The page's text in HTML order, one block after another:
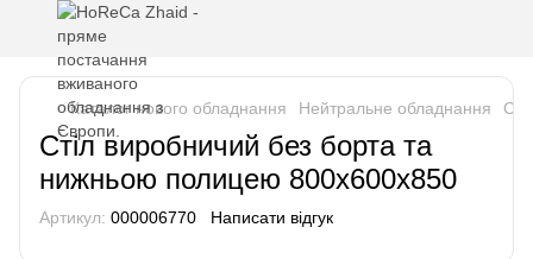
Каталог нового обладнання Нейтральне обладнання
Стіл виробничий без борта та
нижньою полицею 800х600х850
Артикул: 000006770 Написати відгук